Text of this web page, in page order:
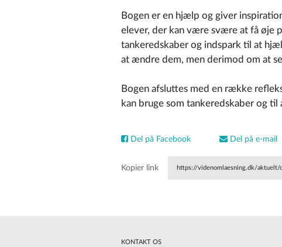
Bogen er en hjælp og giver
elever, der kan være svære at få øje
tankeredskaber og indspark til at
at ændre dem, men derimod om at
Bogen afsluttes med en række
kan bruge som tankeredskaber og til
Del på Facebook Del på e-mail
Kopier link https://videnomlaesning.dk/
KONTAKT OS